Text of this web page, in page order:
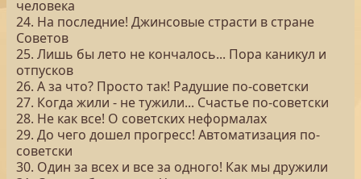
человека
24. На последние! Джинсовые страсти в стране
Советов
25. Лишь бы лето не кончалось... Пора каникул и
отпусков
26. А за что? Просто так! Радушие по-советски
27. Когда жили - не тужили... Счастье по-советски
28. Не как все! О советских неформалах
29. До чего дошел прогресс! Автоматизация по-
советски
30. Один за всех и все за одного! Как мы дружили